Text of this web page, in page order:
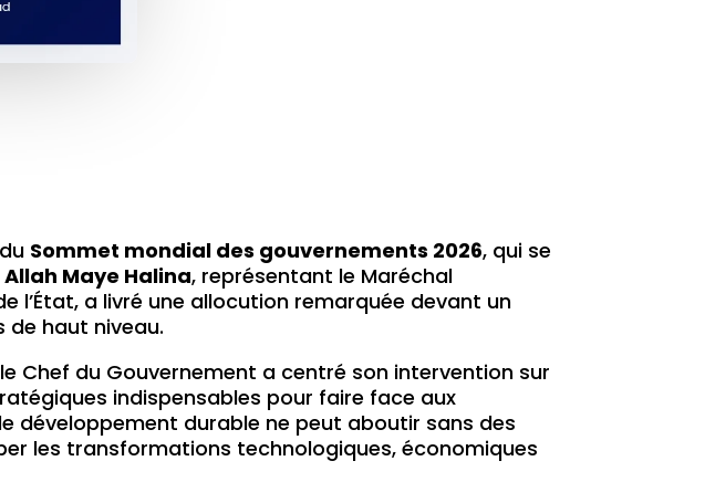
Sommet mondial des gouvernements 2026, qui se
Maye Halina, représentant le Maréchal
l’État, a livré une allocution remarquée devant un
haut niveau.
Chef du Gouvernement a centré son intervention sur
indispensables pour faire face aux
développement durable ne peut aboutir sans des
les transformations technologiques, économiques